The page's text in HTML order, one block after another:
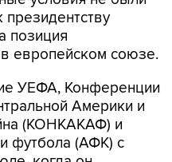
позиция
в европейском союзе.
УЕФА, Конференции
Америки и
(КОНКАКАФ) и
футбола (АФК) с